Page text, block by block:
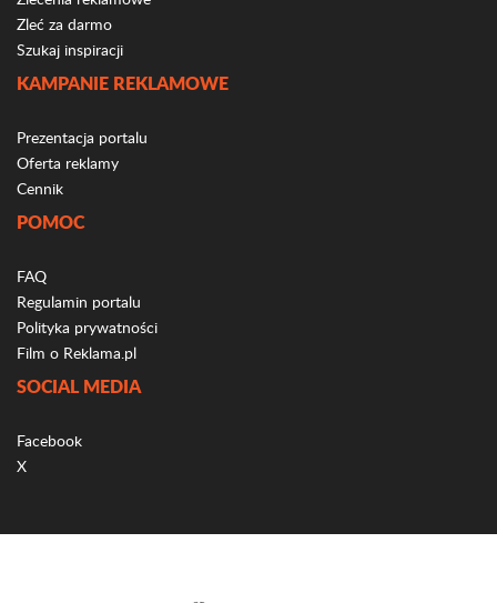
Zleć za darmo
Szukaj inspiracji
KAMPANIE REKLAMOWE
Prezentacja portalu
Oferta reklamy
Cennik
POMOC
FAQ
Regulamin portalu
Polityka prywatności
Film o Reklama.pl
SOCIAL MEDIA
Facebook
X